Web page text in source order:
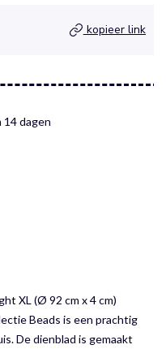
kopieer link
14 dagen
XL (Ø 92 cm x 4 cm)
Beads is een prachtig
De dienblad is gemaakt